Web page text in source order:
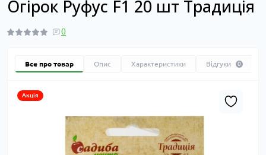
Огірок Руфус F1 20 шт Традиція
0
Все про товар Опис Характеристики Відгуки 0
Акція